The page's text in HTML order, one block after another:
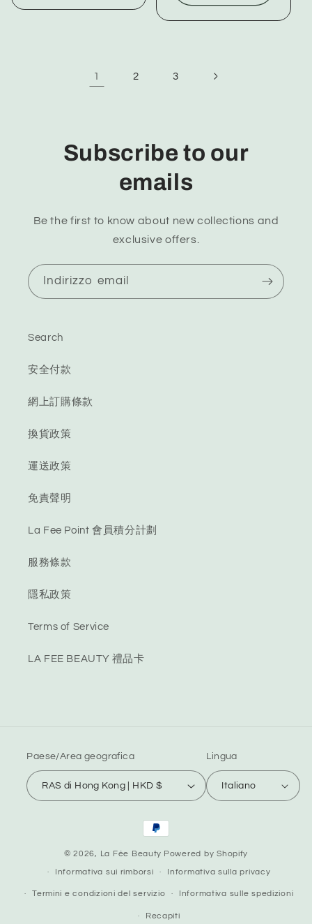
1 2 3
Subscribe to our
emails
Be the first to know about new collections and
exclusive offers.
Indirizzo email
Search
安全付款
網上訂購條款
換貨政策
運送政策
免責聲明
La Fee Point 會員積分計劃
服務條款
隱私政策
Terms of Service
LA FEE BEAUTY 禮品卡
Paese/Area geografica
RAS di Hong Kong | HKD $
Lingua
Italiano
Metodi
di
pagamento
© 2026, La Fée Beauty Powered by Shopify
Informativa sui rimborsi Informativa sulla privacy
Termini e condizioni del servizio Informativa sulle spedizioni
Recapiti